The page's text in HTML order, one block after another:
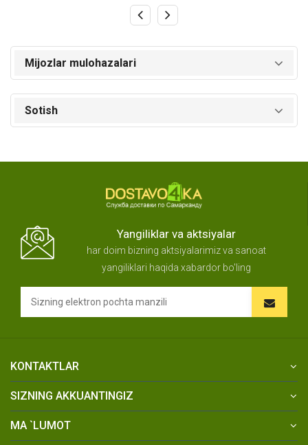
Mijozlar mulohazalari
Sotish
Yangiliklar va aktsiyalar
har doim bizning aktsiyalarimiz va sanoat
yangiliklari haqida xabardor bo'ling
KONTAKTLAR
SIZNING AKKUANTINGIZ
MA `LUMOT